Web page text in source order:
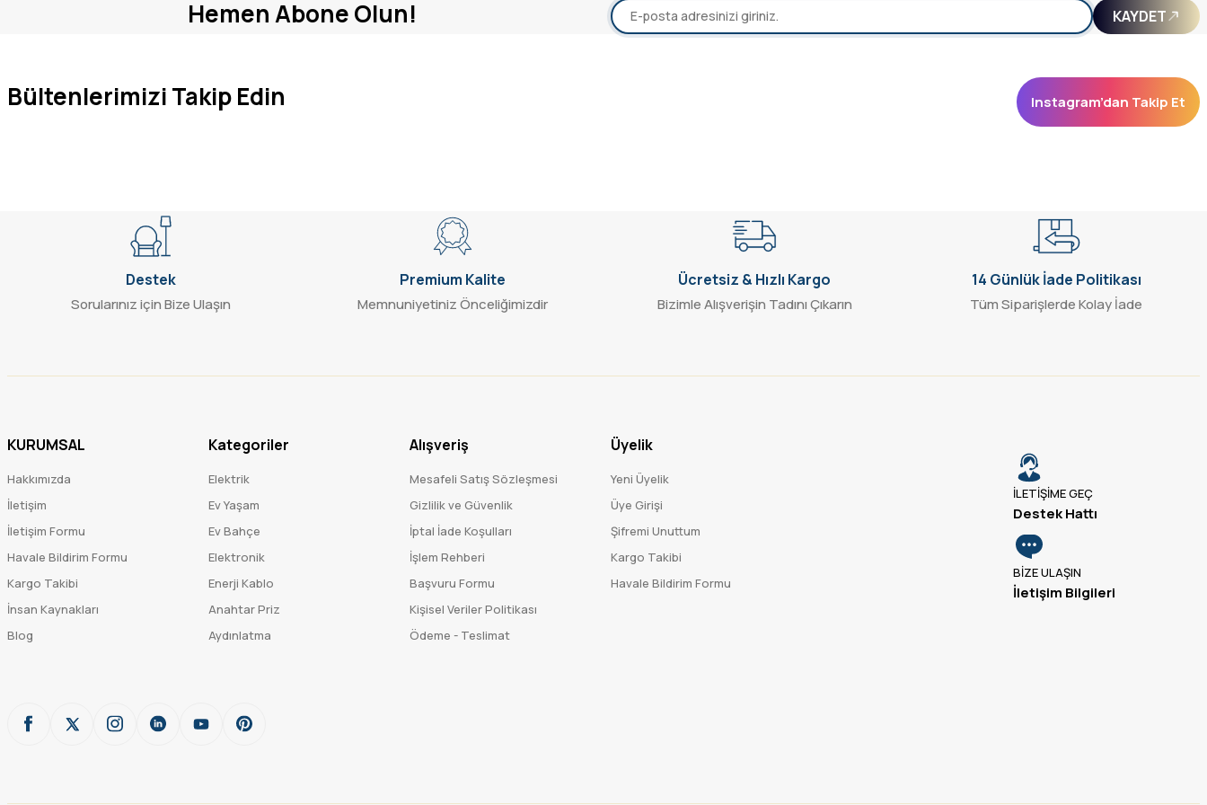
Ürün fiyatı diğer sitelerden daha pahalı.
2.399,67 TL
Hemen Abone Olun! KAYDET
Bültenlerimizi Takip Edin Instagram’dan Takip Et
Destek
Sorularınız için Bize Ulaşın
Premium Kalite
Memnuniyetiniz Önceliğimizdir
Ücretsiz & Hızlı Kargo
Bizimle Alışverişin Tadını Çıkarın
14 Günlük İade Politikası
Tüm Siparişlerde Kolay İade
KURUMSAL
Hakkımızda
İletişim
İletişim Formu
Havale Bildirim Formu
Kargo Takibi
İnsan Kaynakları
Blog
Kategoriler
Elektrik
Ev Yaşam
Ev Bahçe
Elektronik
Enerji Kablo
Anahtar Priz
Aydınlatma
Alışveriş
Mesafeli Satış Sözleşmesi
Gizlilik ve Güvenlik
İptal İade Koşulları
İşlem Rehberi
Başvuru Formu
Kişisel Veriler Politikası
Ödeme - Teslimat
Üyelik
Yeni Üyelik
Üye Girişi
Şifremi Unuttum
Kargo Takibi
Havale Bildirim Formu
İLETİŞİME GEÇ
Destek Hattı
BİZE ULAŞIN
İletişim Bilgileri